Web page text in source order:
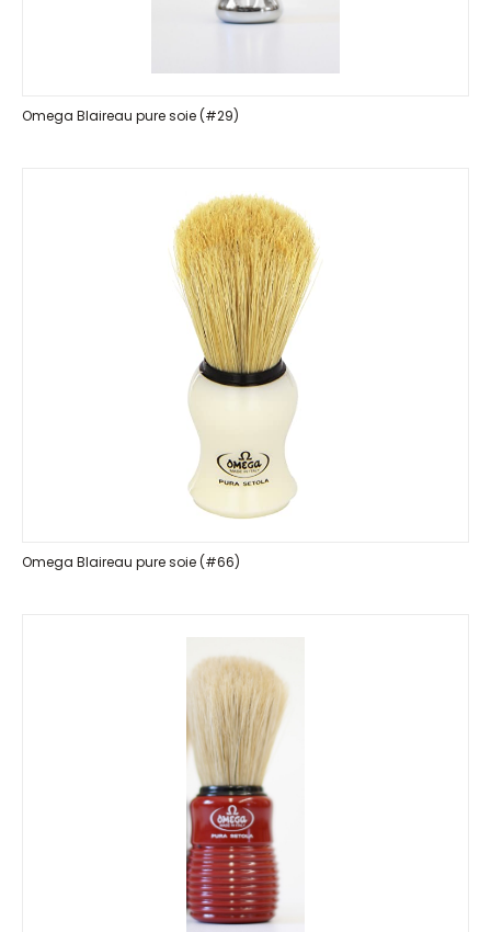
Omega Blaireau pure soie (#29)
Omega Blaireau pure soie (#66)